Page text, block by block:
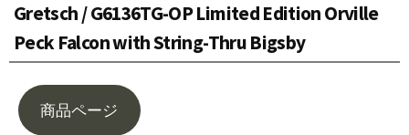
Gretsch / G6136TG-OP Limited Edition Orville
Peck Falcon with String-Thru Bigsby
商品ページ